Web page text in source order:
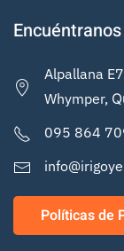
Encuéntranos
Alpallana
Whymper,
095 864
Políticas de